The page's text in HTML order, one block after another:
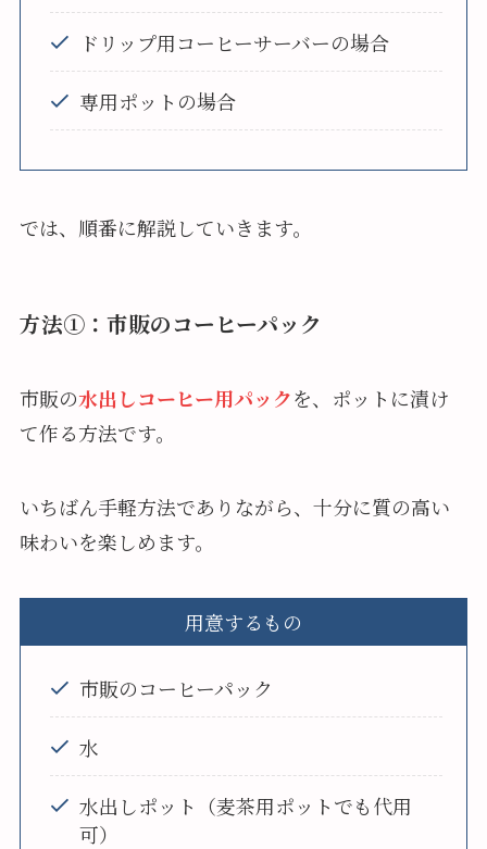
ドリップ用コーヒーサーバーの場合
専用ポットの場合
では、順番に解説していきます。
方法①：市販のコーヒーパック
市販の水出しコーヒー用パックを、ポットに漬け
て作る方法です。
いちばん手軽方法でありながら、十分に質の高い
味わいを楽しめます。
用意するもの
市販のコーヒーパック
水
水出しポット（麦茶用ポットでも代用
可）